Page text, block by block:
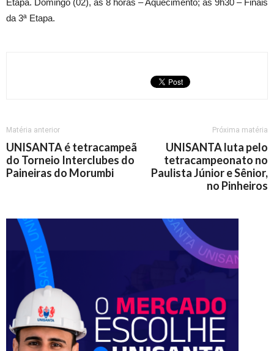
Etapa. Domingo (02), às 8 horas – Aquecimento; às 9h30 – Finais
da 3ª Etapa.
Matéria anterior
UNISANTA é tetracampeã
do Torneio Interclubes do
Paineiras do Morumbi
Próxima matéria
UNISANTA luta pelo
tetracampeonato no
Paulista Júnior e Sênior,
no Pinheiros